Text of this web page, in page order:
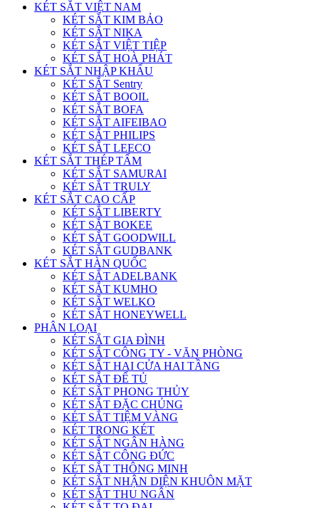
KÉT SẮT VIỆT NAM
KÉT SẮT KIM BẢO
KÉT SẮT NIKA
KÉT SẮT VIỆT TIỆP
KÉT SẮT HOÀ PHÁT
KÉT SẮT NHẬP KHẨU
KÉT SẮT Sentry
KÉT SẮT BOOIL
KÉT SẮT BOFA
KÉT SẮT AIFEIBAO
KÉT SẮT PHILIPS
KÉT SẮT LEECO
KÉT SẮT THÉP TẤM
KÉT SẮT SAMURAI
KÉT SẮT TRULY
KÉT SẮT CAO CẤP
KÉT SẮT LIBERTY
KÉT SẮT BOKEE
KÉT SẮT GOODWILL
KÉT SẮT GUDBANK
KÉT SẮT HÀN QUỐC
KÉT SẮT ADELBANK
KÉT SẮT KUMHO
KÉT SẮT WELKO
KÉT SẮT HONEYWELL
PHÂN LOẠI
KÉT SẮT GIA ĐÌNH
KÉT SẮT CÔNG TY - VĂN PHÒNG
KÉT SẮT HAI CỬA HAI TẦNG
KÉT SẮT ĐỂ TỦ
KÉT SẮT PHONG THỦY
KÉT SẮT ĐẶC CHỦNG
KÉT SẮT TIỆM VÀNG
KÉT TRONG KÉT
KÉT SẮT NGÂN HÀNG
KÉT SẮT CÔNG ĐỨC
KÉT SẮT THÔNG MINH
KÉT SẮT NHẬN DIỆN KHUÔN MẶT
KÉT SẮT THU NGÂN